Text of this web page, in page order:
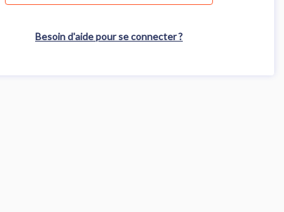
Besoin d'aide pour se connecter ?